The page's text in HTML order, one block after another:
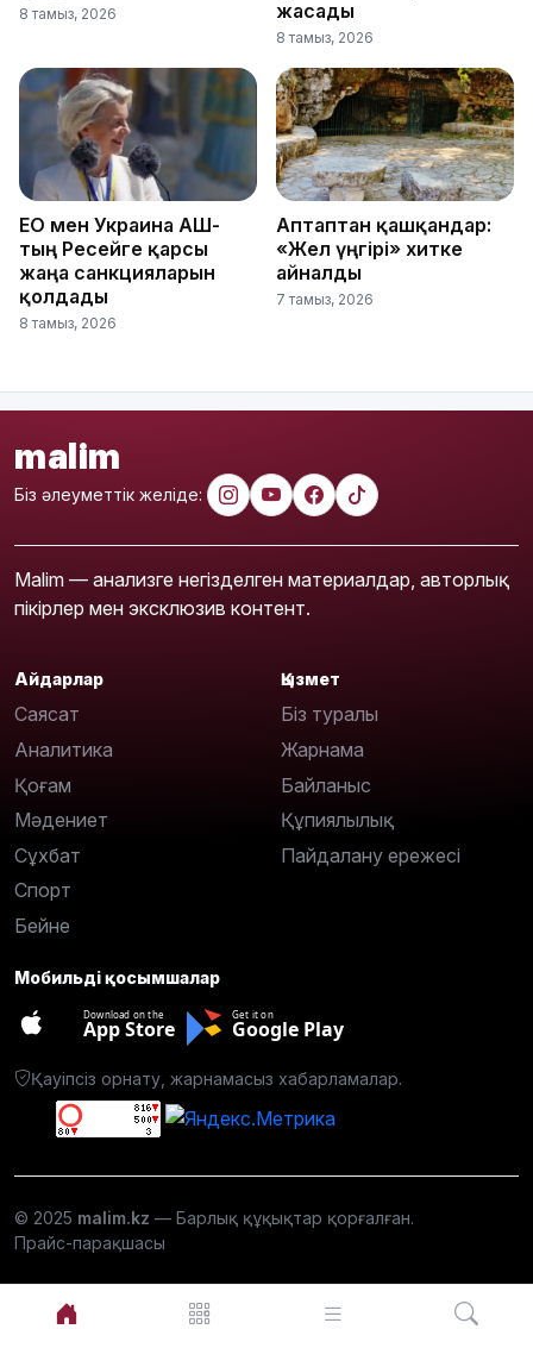
8 тамыз, 2026
жасады
8 тамыз, 2026
ЕО мен Украина АҚШ-
тың Ресейге қарсы
жаңа санкцияларын
қолдады
8 тамыз, 2026
Аптаптан қашқандар:
«Жел үңгірі» хитке
айналды
7 тамыз, 2026
malim
Біз әлеуметтік желіде:
Malim — анализге негізделген материалдар, авторлық
пікірлер мен эксклюзив контент.
Айдарлар
Саясат
Аналитика
Қоғам
Мәдениет
Сұхбат
Спорт
Бейне
Қызмет
Біз туралы
Жарнама
Байланыс
Құпиялылық
Пайдалану ережесі
Мобильді қосымшалар
Download on the
App Store
Get it on
Google Play
Қауіпсіз орнату, жарнамасыз хабарламалар.
© 2025 malim.kz — Барлық құқықтар қорғалған.
Прайс-парақшасы